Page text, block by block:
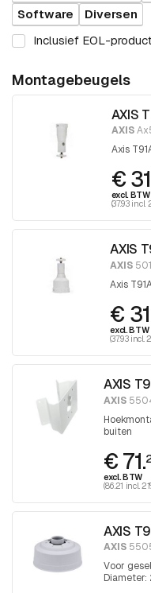
Software
Diversen
Inclusief EOL-
Montagebeugels
AXIS
AXIS
Axis
€
excl. BTW
(37.93 incl.
AXIS
AXIS
Axis
€
excl. BTW
(37.93 incl.
AXIS
AXIS
buiten
€ 71.
excl. BTW
(86.21 incl.
AXIS
AXIS
Voor
Diameter: